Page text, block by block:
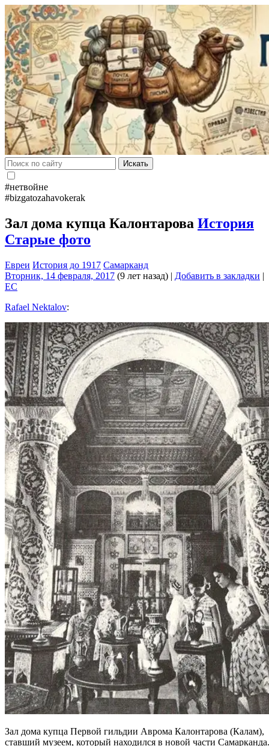
Искать
#нетвойне
#bizgatozahavokerak
Зал дома купца Калонтарова История
Старые фото
Евреи История до 1917 Самарканд
Вторник, 14 февраля, 2017 (9 лет назад) | Добавить в закладки |
EC
Rafael Nektalov:
Зал дома купца Первой гильдии Аврома Калонтарова (Калам),
ставший музеем, который находился в новой части Самарканда.